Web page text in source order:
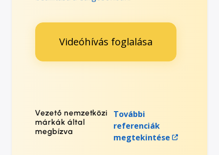
Videóhívás foglalása
Vezető nemzetközi
márkák által
megbízva
További
referenciák
megtekintése